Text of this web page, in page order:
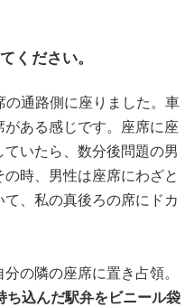
ください。
の通路側に座りました。車
ある感じです。座席に座
いたら、数分後問題の男
時、男性は座席にわざと
、私の真後ろの席にドカ
の隣の座席に置き占領。
ち込んだ駅弁をビニール袋